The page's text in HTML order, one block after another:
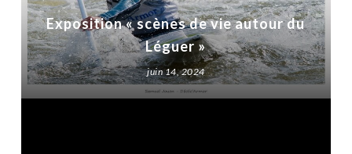
Exposition « scènes de vie autour du
Léguer »
juin 14, 2024